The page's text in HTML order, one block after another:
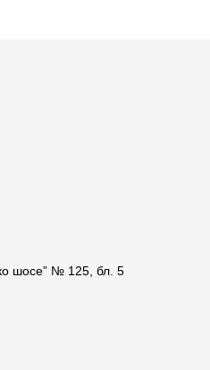
шосе” № 125, бл. 5